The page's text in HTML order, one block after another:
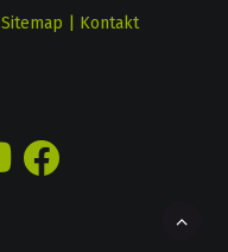
Sitemap Kontakt